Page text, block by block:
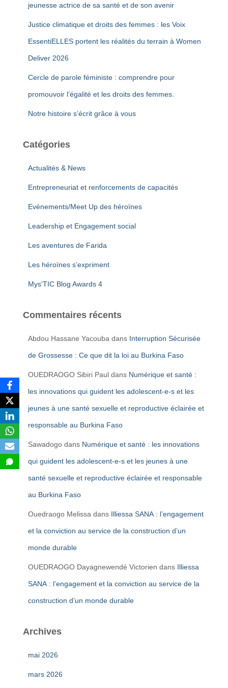
jeunesse actrice de sa santé et de son avenir
Justice climatique et droits des femmes : les Voix
EssentiELLES portent les réalités du terrain à Women
Deliver 2026
Cercle de parole féministe : comprendre pour
promouvoir l’égalité et les droits des femmes.
Notre histoire s’écrit grâce à vous
Catégories
Actualités & News
Entrepreneuriat et renforcements de capacités
Evènements/Meet Up des héroïnes
Leadership et Engagement social
Les aventures de Farida
Les héroïnes s’expriment
Mys'TIC Blog Awards 4
Commentaires récents
Abdou Hassane Yacouba dans Interruption Sécurisée
de Grossesse : Ce que dit la loi au Burkina Faso
OUEDRAOGO Sibiri Paul dans Numérique et santé :
les innovations qui guident les adolescent-e-s et les
jeunes à une santé sexuelle et reproductive éclairée et
responsable au Burkina Faso
Sawadogo dans Numérique et santé : les innovations
qui guident les adolescent-e-s et les jeunes à une
santé sexuelle et reproductive éclairée et responsable
au Burkina Faso
Ouedraogo Melissa dans Illiessa SANA : l’engagement
et la conviction au service de la construction d’un
monde durable
OUEDRAOGO Dayagnewendé Victorien dans Illiessa
SANA : l’engagement et la conviction au service de la
construction d’un monde durable
Archives
mai 2026
mars 2026